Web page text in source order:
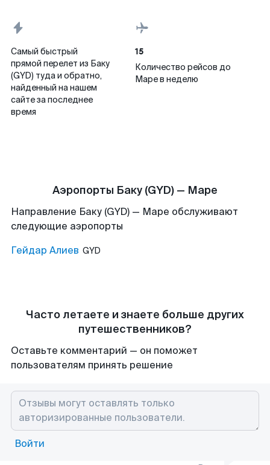
Самый быстрый
прямой перелет из Баку
(GYD) туда и обратно,
найденный на нашем
сайте за последнее
время
15
Количество рейсов до
Маре в неделю
Аэропорты Баку (GYD) — Маре
Направление Баку (GYD) — Маре обслуживают
следующие аэропорты
Гейдар Алиев GYD
Часто летаете и знаете больше других
путешественников?
Оставьте комментарий — он поможет
пользователям принять решение
Войти